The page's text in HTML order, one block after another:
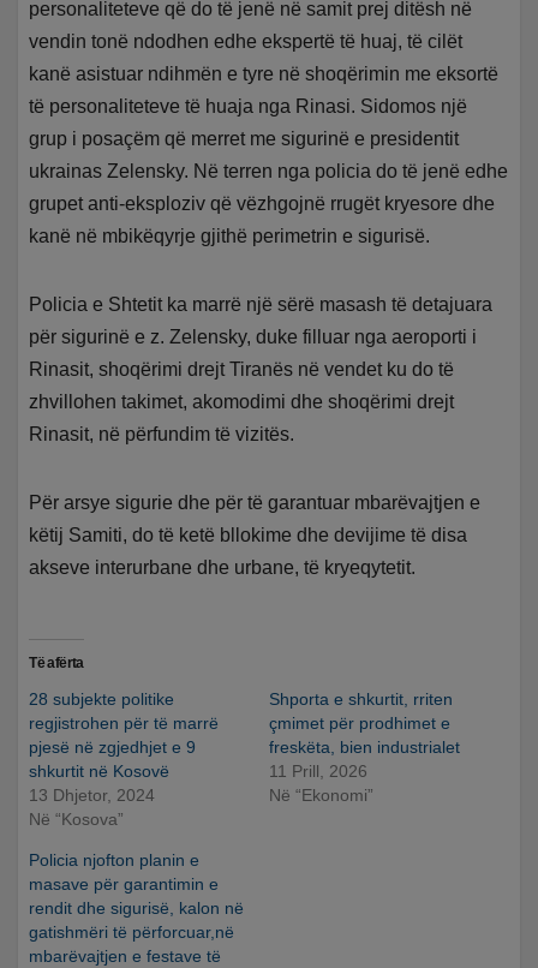
personaliteteve që do të jenë në samit prej ditësh në
vendin tonë ndodhen edhe ekspertë të huaj, të cilët
kanë asistuar ndihmën e tyre në shoqërimin me eksortë
të personaliteteve të huaja nga Rinasi. Sidomos një
grup i posaçëm që merret me sigurinë e presidentit
ukrainas Zelensky. Në terren nga policia do të jenë edhe
grupet anti-eksploziv që vëzhgojnë rrugët kryesore dhe
kanë në mbikëqyrje gjithë perimetrin e sigurisë.
Policia e Shtetit ka marrë një sërë masash të detajuara
për sigurinë e z. Zelensky, duke filluar nga aeroporti i
Rinasit, shoqërimi drejt Tiranës në vendet ku do të
zhvillohen takimet, akomodimi dhe shoqërimi drejt
Rinasit, në përfundim të vizitës.
Për arsye sigurie dhe për të garantuar mbarëvajtjen e
këtij Samiti, do të ketë bllokime dhe devijime të disa
akseve interurbane dhe urbane, të kryeqytetit.
Të afërta
28 subjekte politike
regjistrohen për të marrë
pjesë në zgjedhjet e 9
shkurtit në Kosovë
13 Dhjetor, 2024
Në “Kosova”
Shporta e shkurtit, rriten
çmimet për prodhimet e
freskëta, bien industrialet
11 Prill, 2026
Në “Ekonomi”
Policia njofton planin e
masave për garantimin e
rendit dhe sigurisë, kalon në
gatishmëri të përforcuar,në
mbarëvajtjen e festave të